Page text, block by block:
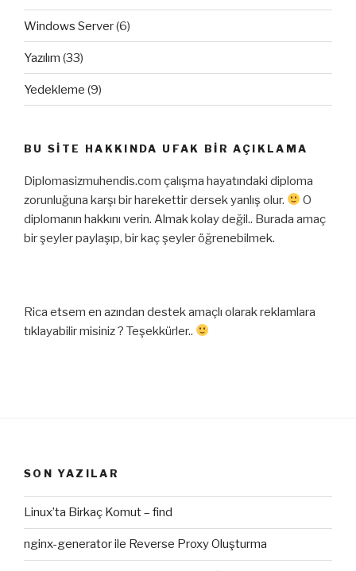
Windows Server(6)
Yazılım (33)
Yedekleme (9)
BU SITE HAKKINDA UFAK BIR AÇIKLAMA
Diplomasizmuhendis.com çalışma hayatındaki diploma
zorunluğuna karşı bir harekettir dersek yanlış olur.
O
diplomanın hakkını verin. Almak kolay değil.. Burada amaç
bir şeyler paylaşıp, bir kaç şeyler öğrenebilmek.
Rica etsem en azından destek amaçlı olarak reklamlara
tıklayabilir misiniz ? Teşekkürler..
SON YAZILAR
Linux’ta Birkaç Komut – find
nginx-generator ile Reverse Proxy Oluşturma